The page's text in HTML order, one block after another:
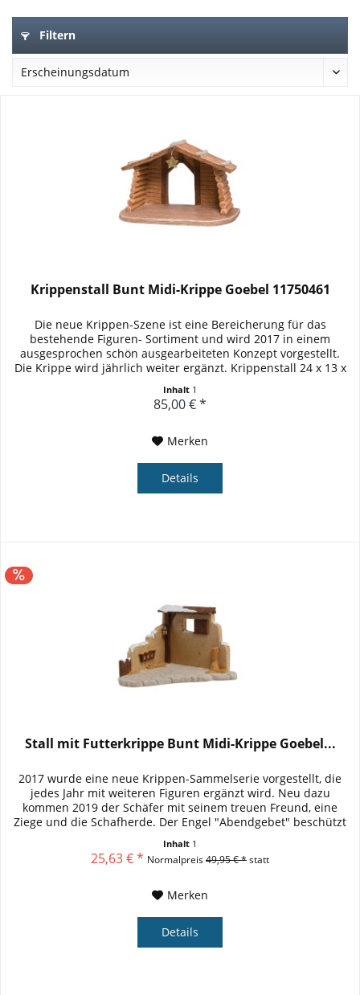
Filtern
Krippenstall Bunt Midi-Krippe Goebel 11750461
Die neue Krippen-Szene ist eine Bereicherung für das
bestehende Figuren- Sortiment und wird 2017 in einem
ausgesprochen schön ausgearbeiteten Konzept vorgestellt.
Die Krippe wird jährlich weiter ergänzt. Krippenstall 24 x 13 x
Inhalt 1
85,00 € *
Merken
Details
Stall mit Futterkrippe Bunt Midi-Krippe Goebel...
2017 wurde eine neue Krippen-Sammelserie vorgestellt, die
jedes Jahr mit weiteren Figuren ergänzt wird. Neu dazu
kommen 2019 der Schäfer mit seinem treuen Freund, eine
Ziege und die Schafherde. Der Engel "Abendgebet" beschützt
Inhalt 1
25,63 € * Normalpreis49,95 € *statt
Merken
Details